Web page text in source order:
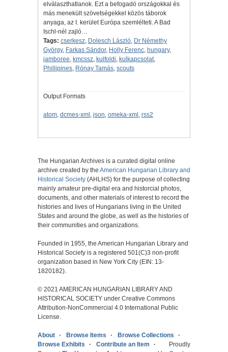
elválaszthatlanok. Ezt a befogadó országokkal és
más menekült szövetségekkel közös táborok
anyaga, az I. kerület Európa szemlélteti. A Bad
Ischl-nél zajló…
Tags: cserkesz, Dolesch László, Dr Némethy
György, Farkas Sándor, Holly Ferenc, hungary,
jamboree, kmcssz, kulfoldi, kulkapcsolat,
Phillipines, Rónay Tamás, scouts
Output Formats
atom, dcmes-xml , json, omeka-xml , rss2
The Hungarian Archives is a curated digital online
archive created by the American Hungarian Library and
Historical Society (AHLHS) for the purpose of collecting
mainly amateur pre-digital era and historcial photos,
documents, and other materials of interest to record the
histories and lives of Hungarians living in the United
States and around the globe, as well as the histories of
their communities and organizations.
Founded in 1955, the American Hungarian Library and
Historical Society is a registered 501(C)3 non-profit
organization based in New York City (EIN: 13-
1820182).
© 2021 AMERICAN HUNGARIAN LIBRARY AND
HISTORICAL SOCIETY under Creative Commons
Attribution-NonCommercial 4.0 International Public
License.
About Browse Items
Browse Collections
Browse Exhibits
Contribute an Item
Proudly